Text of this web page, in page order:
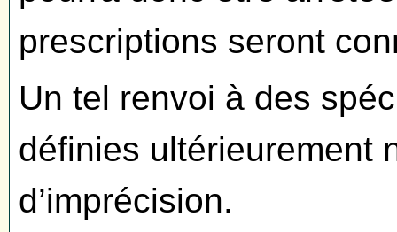
prescriptions seront
Un tel renvoi à des
définies ultérieurement
d’imprécision.